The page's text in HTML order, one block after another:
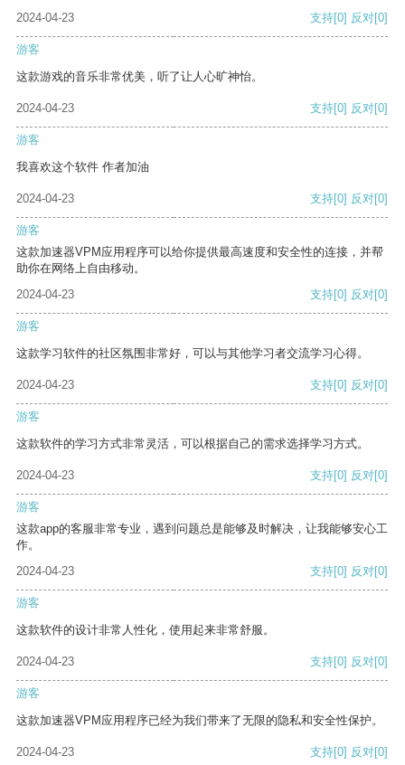
2024-04-23
支持[0] 反对[0]
游客
这款游戏的音乐非常优美，听了让人心旷神怡。
2024-04-23 支持[0] 反对[0]
游客
我喜欢这个软件 作者加油
2024-04-23 支持[0] 反对[0]
游客
这款加速器VPM应用程序可以给你提供最高速度和安全性的连接，并帮
助你在网络上自由移动。
2024-04-23
支持[0] 反对[0]
游客
这款学习软件的社区氛围非常好，可以与其他学习者交流学习心得。
2024-04-23 支持[0] 反对[0]
游客
这款软件的学习方式非常灵活，可以根据自己的需求选择学习方式。
2024-04-23 支持[0] 反对[0]
游客
这款app的客服非常专业，遇到问题总是能够及时解决，让我能够安心工
作。
2024-04-23
支持[0] 反对[0]
游客
这款软件的设计非常人性化，使用起来非常舒服。
2024-04-23 支持[0] 反对[0]
游客
这款加速器VPM应用程序已经为我们带来了无限的隐私和安全性保护。
2024-04-23 支持[0] 反对[0]